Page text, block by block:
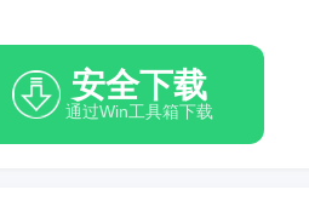
安全下载
通过Win工具箱下载